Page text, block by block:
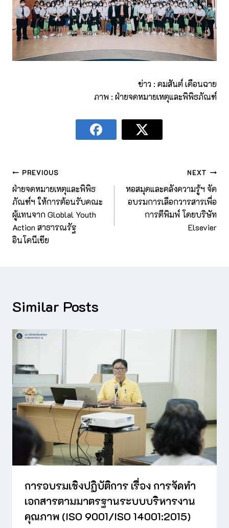
ข่าว : คมสันต์ เดือนฉาย
ภาพ : ฝ่ายจดหมายเหตุและพิพิธภัณฑ์
PREVIOUS
ฝ่ายจดหมายเหตุและพิพิธ
ภัณฑ์ฯ ให้การต้อนรับคณะ
ผู้แทนจาก Globlal Youth
Action สาธารณรัฐ
อินโดนีเซีย
NEXT
หอสมุดและคลังความรู้ฯ จัด
อบรมการเลือกวารสารเพื่อ
การตีพิมพ์ โดยบริษัท
Elsevier
Similar Posts
การอบรมเชิงปฏิบัติการ เรื่อง การจัดทำ
เอกสารตามมาตรฐานระบบบริหารงาน
คุณภาพ (ISO 9001/ISO 14001:2015)